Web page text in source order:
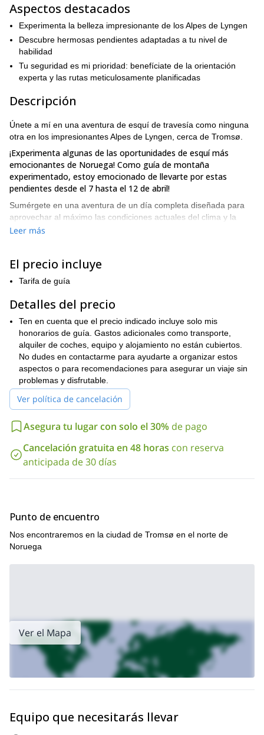
Aspectos destacados
Experimenta la belleza impresionante de los Alpes de Lyngen
Descubre hermosas pendientes adaptadas a tu nivel de
habilidad
Tu seguridad es mi prioridad: benefíciate de la orientación
experta y las rutas meticulosamente planificadas
Descripción
Únete a mí en una aventura de esquí de travesía como ninguna
otra en los impresionantes Alpes de Lyngen, cerca de Tromsø.
¡Experimenta algunas de las oportunidades de esquí más
emocionantes de Noruega! Como guía de montaña
experimentado, estoy emocionado de llevarte por estas
pendientes desde el 7 hasta el 12 de abril!
Sumérgete en una aventura de un día completa diseñada para
aprovechar al máximo las condiciones actuales del clima y la
nieve. Este itinerario dinámico está diseñado para buscar el
de esquí posible.
Disfruta de la belleza de los Alpes de Lyngen desde el amanecer
disfrutando de la mezcla perfecta de desafío y disfrute. La
flexibilidad es clave mientras nos adaptamos a las condiciones
únicas del día.
Esta aventura de día completo está adaptada para entusiastas
del fuera de pista con la resistencia para una ganancia de
elevación positiva de 600m. Los participantes deben estar
cómodos navegando en terreno fuera de pista mientras
exploramos los impresionantes Alpes de Lyngen.
¡No esperes mucho más! Prepárate para un viaje inolvidable en
los rincones más salvajes de los Alpes de Lyngen - ¡contáctame
para reservar tu lugar en esta excursión limitada!
Leer más
El precio incluye
Tarifa de guía
Detalles del precio
Ten en cuenta que el precio indicado incluye solo mis
honorarios de guía. Gastos adicionales como transporte,
alquiler de coches, equipo y alojamiento no están cubiertos.
No dudes en contactarme para ayudarte a organizar estos
aspectos o para recomendaciones para asegurar un viaje sin
problemas y disfrutable.
Ver política de cancelación
Asegura tu lugar con solo el 30% de pago
Cancelación gratuita en 48 horas con reserva
anticipada de 30 días
Punto de encuentro
Nos encontraremos en la ciudad de Tromsø en el norte de
Noruega
Ver el Mapa
Equipo que necesitarás llevar